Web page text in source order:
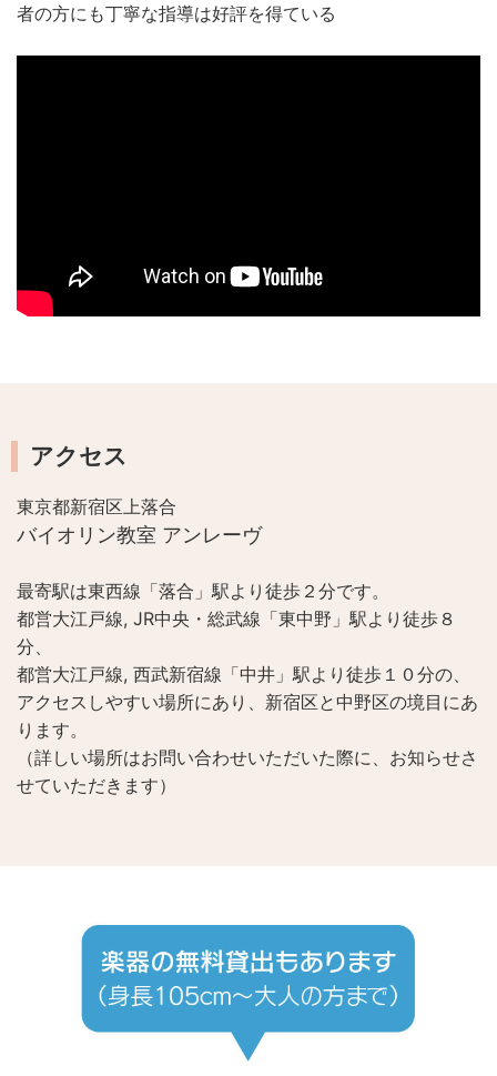
者の方にも丁寧な指導は好評を得ている
アクセス
東京都新宿区上落合
バイオリン教室 アンレーヴ
最寄駅は東西線「落合」駅より徒歩２分です。
都営大江戸線, JR中央・総武線「東中野」駅より徒歩８
分、
都営大江戸線, 西武新宿線「中井」駅より徒歩１０分の、
アクセスしやすい場所にあり、新宿区と中野区の境目にあ
ります。
（詳しい場所はお問い合わせいただいた際に、お知らせさ
せていただきます）